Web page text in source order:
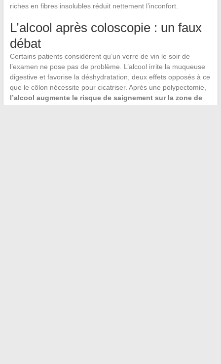
riches en fibres insolubles réduit nettement l’inconfort.
L’alcool après coloscopie : un faux
débat
Certains patients considèrent qu’un verre de vin le soir de
l’examen ne pose pas de problème. L’alcool irrite la muqueuse
digestive et favorise la déshydratation, deux effets opposés à ce
que le côlon nécessite pour cicatriser. Après une polypectomie,
l’alcool augmente le risque de saignement sur la zone de